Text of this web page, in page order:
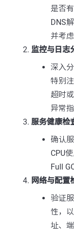
是否
DNS
并考
监控与日志
深入
特别
超时
异常
服务健康检
确认
CPU
Full
网络与配置
验证
性，
址、